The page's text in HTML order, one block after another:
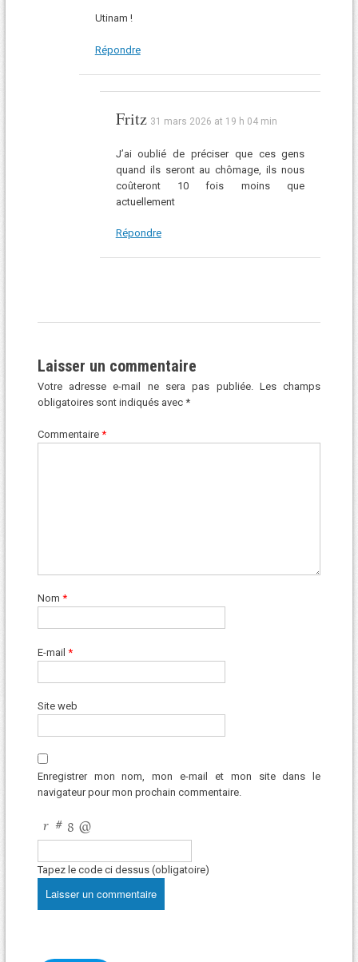
Utinam !
Répondre
Fritz 31 mars 2026 at 19 h 04 min
J’ai oublié de préciser que ces gens
quand ils seront au chômage, ils nous
coûteront 10 fois moins que
actuellement
Répondre
Laisser un commentaire
Votre adresse e-mail ne sera pas publiée. Les champs
obligatoires sont indiqués avec *
Commentaire *
Nom *
E-mail *
Site web
Enregistrer mon nom, mon e-mail et mon site dans le
navigateur pour mon prochain commentaire.
Tapez le code ci dessus (obligatoire)